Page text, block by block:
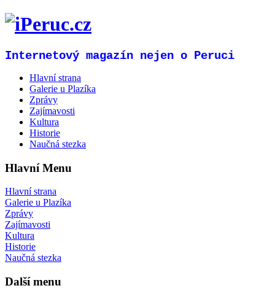
Internetový magazín nejen o Peruci
Hlavní strana
Galerie u Plazíka
Zprávy
Zajímavosti
Kultura
Historie
Naučná stezka
Hlavní Menu
Hlavní strana
Galerie u Plazíka
Zprávy
Zajímavosti
Kultura
Historie
Naučná stezka
Další menu